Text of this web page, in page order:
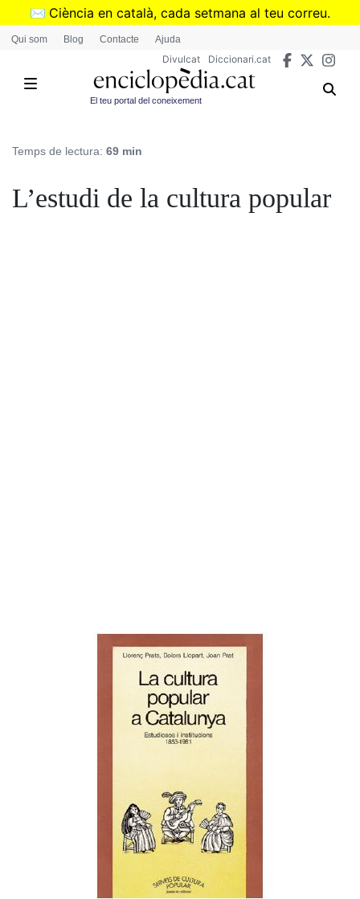
Vés
✉️ Ciència en català, cada setmana al teu correu.
➜Subscriu-te al butlletí de Divulcat
Qui som Blog Contacte Ajuda
Divulcat Diccionari.cat
El teu portal del coneixement
Temps de lectura: 69 min
L’estudi de la cultura popular